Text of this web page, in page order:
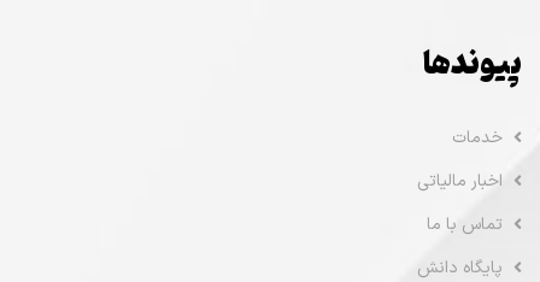
پیوندها
خدمات
اخبار مالیاتی
تماس با ما
پایگاه دانش